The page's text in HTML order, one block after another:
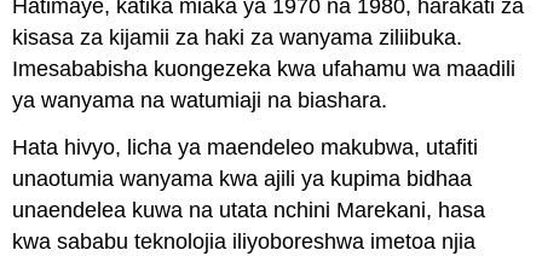
Hatimaye, katika miaka ya 1970 na 1980, harakati za
kisasa za kijamii za haki za wanyama ziliibuka.
Imesababisha kuongezeka kwa ufahamu wa maadili
ya wanyama na watumiaji na biashara.
Hata hivyo, licha ya maendeleo makubwa, utafiti
unaotumia wanyama kwa ajili ya kupima bidhaa
unaendelea kuwa na utata nchini Marekani, hasa
kwa sababu teknolojia iliyoboreshwa imetoa njia